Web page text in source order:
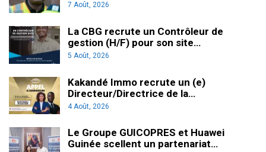
7 Août, 2026
La CBG recrute un Contrôleur de
gestion (H/F) pour son site…
5 Août, 2026
Kakandé Immo recrute un (e)
Directeur/Directrice de la…
4 Août, 2026
Le Groupe GUICOPRES et Huawei
Guinée scellent un partenariat…